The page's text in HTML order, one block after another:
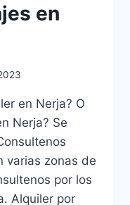
en
en Nerja? O
Nerja? Se
varias zonas de
por los
Alquiler por